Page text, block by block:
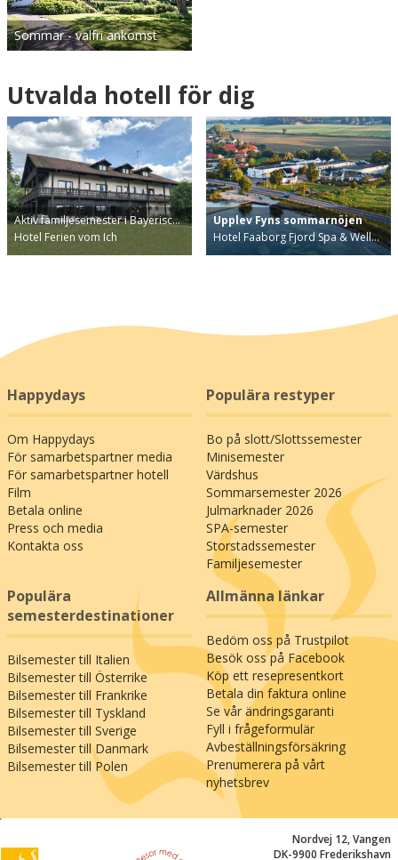
Sommar - valfri ankomst
Utvalda hotell för dig
Aktiv familjesemester i Bayerisc…
Hotel Ferien vom Ich
Upplev Fyns sommarnöjen
Hotel Faaborg Fjord Spa & Well…
Happydays
Om Happydays
För samarbetspartner media
För samarbetspartner hotell
Film
Betala online
Press och media
Kontakta oss
Populära restyper
Bo på slott/Slottssemester
Minisemester
Värdshus
Sommarsemester 2026
Julmarknader 2026
SPA-semester
Storstadssemester
Familjesemester
Populära
semesterdestinationer
Bilsemester till Italien
Bilsemester till Österrike
Bilsemester till Frankrike
Bilsemester till Tyskland
Bilsemester till Sverige
Bilsemester till Danmark
Bilsemester till Polen
Allmänna länkar
Bedöm oss på Trustpilot
Besök oss på Facebook
Köp ett resepresentkort
Betala din faktura online
Se vår ändringsgaranti
Fyll i frågeformulär
Avbeställningsförsäkring
Prenumerera på vårt
nyhetsbrev
Nordvej 12, Vangen
DK-9900 Frederikshavn